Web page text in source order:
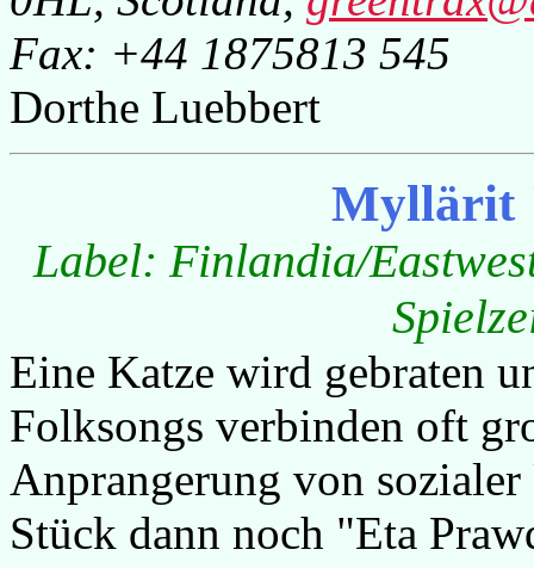
Fax: +44 1875813 545
Dorthe Luebbert
Myllärit
Label: Finlandia/
Eine Katze wird gebraten
Folksongs verbinden oft
Anprangerung von
Stück dann noch "Eta